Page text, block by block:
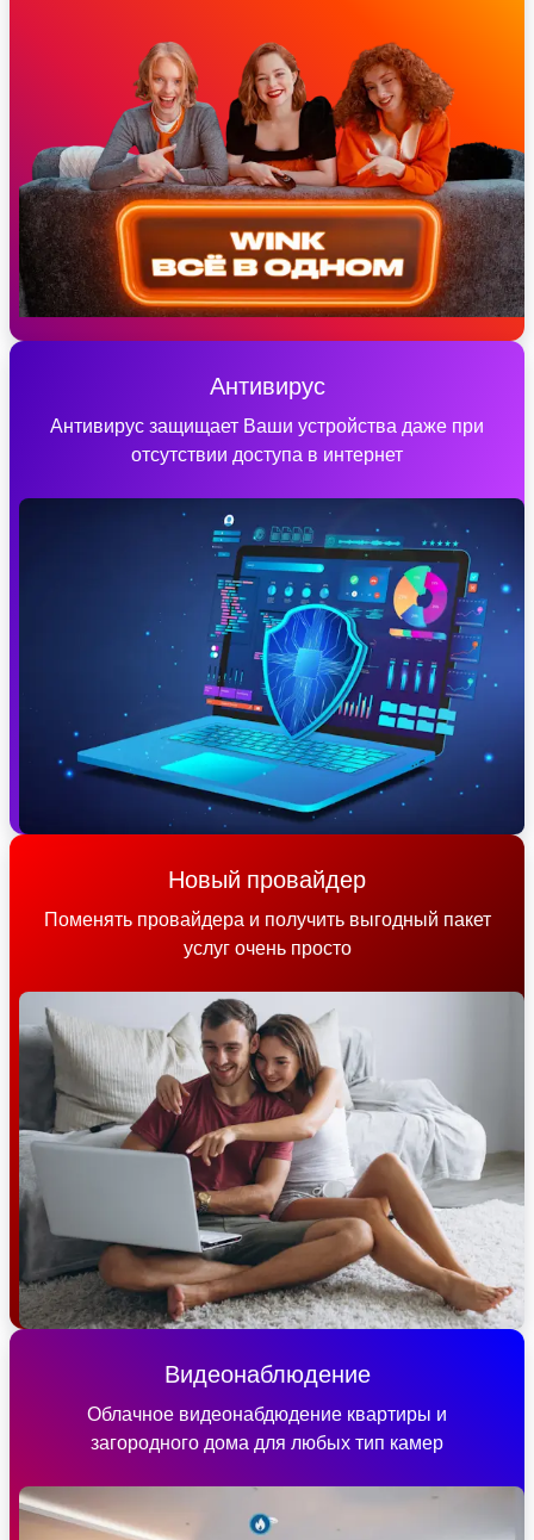
Антивирус
Антивирус защищает Ваши устройства даже при
отсутствии доступа в интернет
Новый провайдер
Поменять провайдера и получить выгодный пакет
услуг очень просто
Видеонаблюдение
Облачное видеонабдюдение квартиры и
загородного дома для любых тип камер